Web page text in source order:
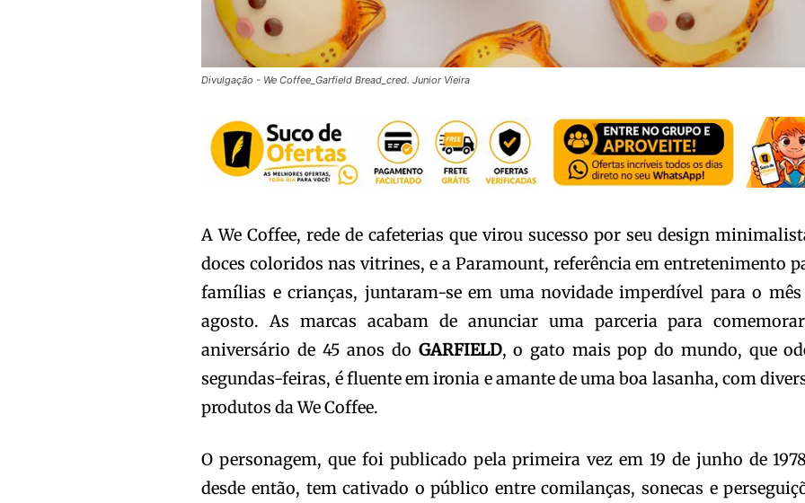
Divulgação - We Coffee_Garfield Bread_cred. Junior Vieira
A We Coffee, rede de cafeterias que virou sucesso por seu design
doces coloridos nas vitrines, e a Paramount, referência em entretenimento
famílias e crianças, juntaram-se em uma novidade imperdível para o mês
agosto. As marcas acabam de anunciar uma parceria para
aniversário de 45 anos do GARFIELD, o gato mais pop do mundo, que
segundas-feiras, é fluente em ironia e amante de uma boa lasanha, com
produtos da We Coffee.
O personagem, que foi publicado pela primeira vez em 19 de junho de
desde então, tem cativado o público entre comilanças, sonecas e